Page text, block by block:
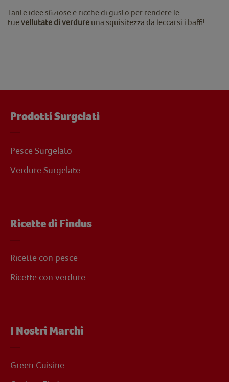
Tante idee sfiziose e ricche di gusto per rendere le
tuevellutate di verdure una squisitezza da leccarsi i baffi!
Prodotti Surgelati
Pesce Surgelato
Verdure Surgelate
Ricette di Findus
Ricette con pesce
Ricette con verdure
I Nostri Marchi
Green Cuisine